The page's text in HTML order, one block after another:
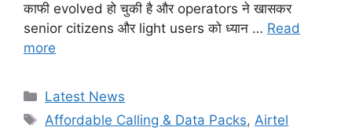
काफी evolved हो चुकी है और operators ने खासकर
senior citizens और light users को ध्यान … Read
more
Categories
Latest News
Tags
Affordable Calling & Data Packs,Airtel